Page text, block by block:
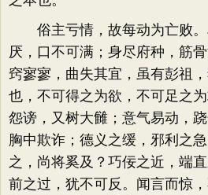
俗主亏情，故每动为亡败。
厌，口不可满；身尽府种，筋
窍寥寥，曲失其宜，虽有彭祖
也，不可得之为欲，不可足之
怨谤，又树大雠；意气易动，
胸中欺诈；德义之缓，邪利之
之，尚将奚及？巧佞之近，端
前之过，犹不可反。闻言而惊